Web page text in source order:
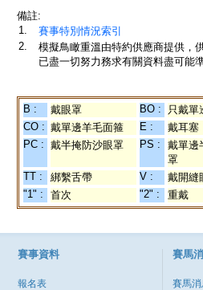
備註:
1.
賽事特別情況索引
2.
模擬鳥瞰重溫由特約供應商提供，
已盡一切努力務求有關資料盡可能
B : 戴眼罩 BO : 只戴單
CO : 戴單邊羊毛面箍 E : 戴耳塞
PC : 戴半掩防沙眼罩 PS :
戴單邊
罩
TT : 綁繫舌帶 V : 戴開縫
"1" :
首次 "2" : 重戴
賽事資料
報名表
賽馬
賽馬消